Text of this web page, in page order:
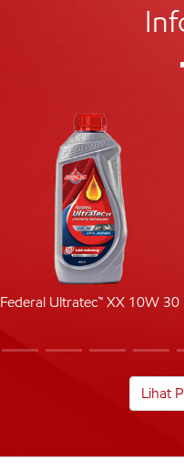
Federal Ultratec™ XX 10W 30
Lihat